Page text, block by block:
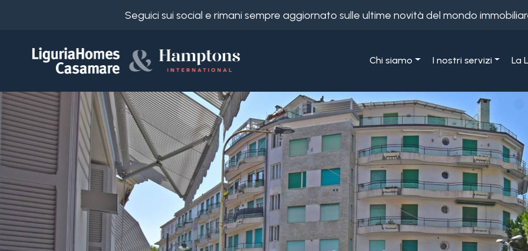
Seguici sui social e rimani sempre aggiornato sulle ultime novità del mondo
Chi siamo I nostri servizi La
EN
FR
DE
RU
Chi
siamo
I
Scegli
dove
cercare
Provincia
Comune